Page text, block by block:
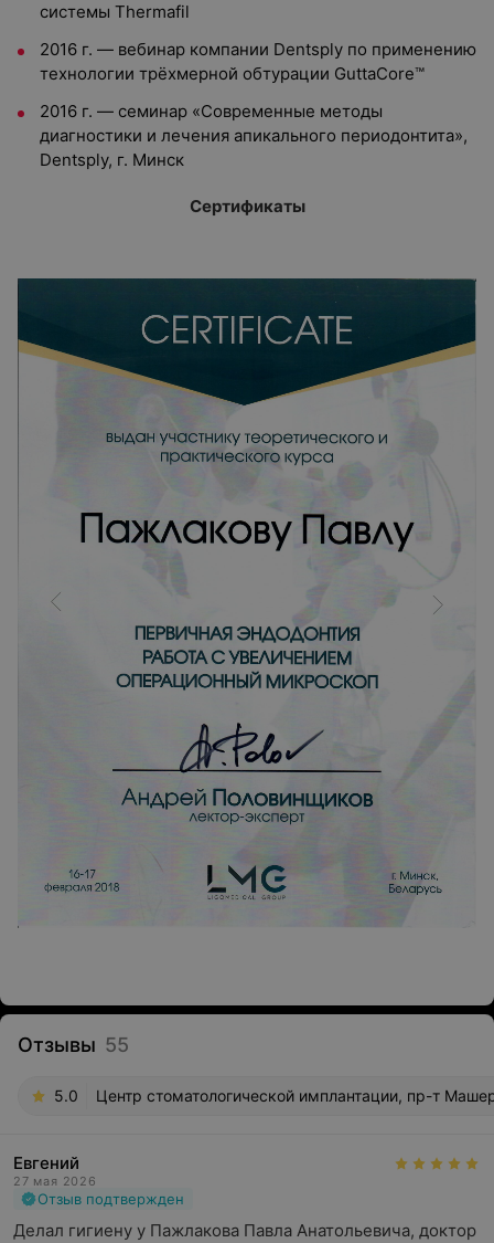
системы Thermafil
2016 г. — вебинар компании Dentsply по применению
технологии трёхмерной обтурации GuttaCore™
2016 г. — семинар «Современные методы
диагностики и лечения апикального периодонтита»,
Dentsply, г. Минск
Сертификаты
Отзывы 55
5.0 Центр стоматологической имплантации, пр-т
Евгений
27 мая 2026
Отзыв подтвержден
Делал гигиену у Пажлакова Павла Анатольевича, доктор